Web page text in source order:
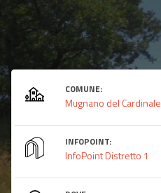
COMUNE:
Mugnano del Cardinale
INFOPOINT:
InfoPoint Distretto 1